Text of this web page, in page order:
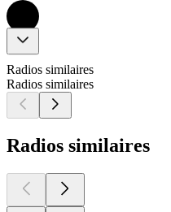
Radios similaires
Radios similaires
Radios similaires